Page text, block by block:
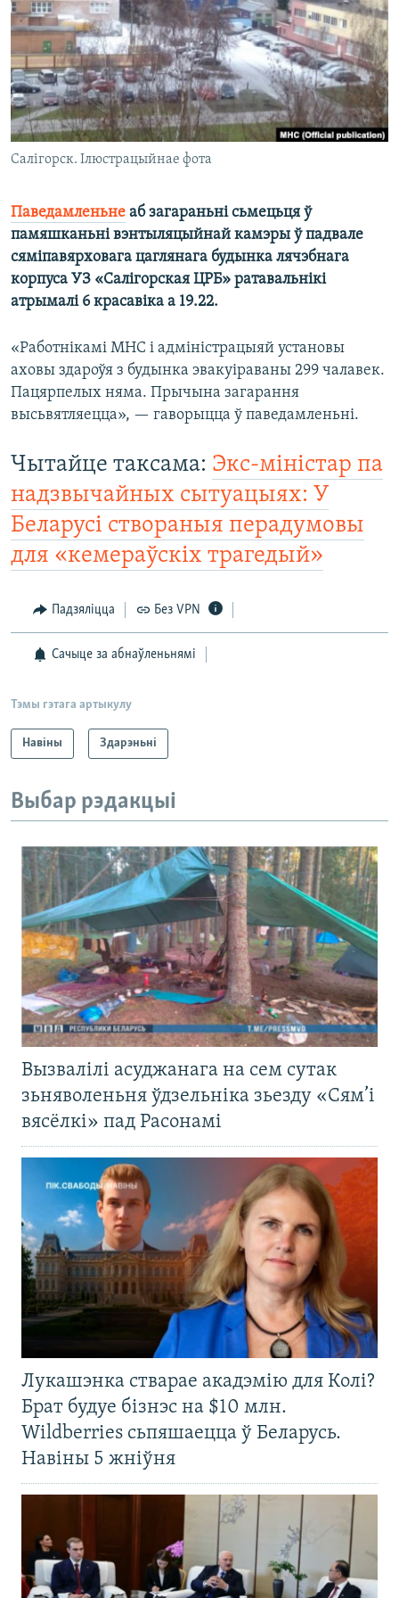
КУЛЬТУРА
КАЛЯНДАР
МОВА
НА ХВАЛЯХ СВАБОДЫ
Салігорск. Ілюстрацыйнае фота
Паведамленьне аб загараньні сьмецьця ў
памяшканьні вэнтыляцыйнай камэры ў падвале
сяміпавярховага цаглянага будынка лячэбнага
корпуса УЗ «Салігорская ЦРБ» ратавальнікі
атрымалі 6 красавіка а 19.22.
«Работнікамі МНС і адміністрацыяй установы
аховы здароўя з будынка эвакуіраваны 299 чалавек.
Пацярпелых няма. Прычына загарання
высьвятляецца», — гаворыцца ў паведамленьні.
Чытайце таксама: Экс-міністар па
надзвычайных сытуацыях: У
Беларусі створаныя перадумовы
для «кемераўскіх трагедый»
Падзяліцца Без VPN
Сачыце за абнаўленьнямі
Тэмы гэтага артыкулу
Навіны Здарэньні
Выбар рэдакцыі
Вызвалілі асуджанага на сем сутак
зьняволеньня ўдзельніка зьезду «Сям’і
вясёлкі» пад Расонамі
Лукашэнка стварае акадэмію для Колі?
Брат будуе бізнэс на $10 млн.
Wildberries сьпяшаецца ў Беларусь.
Навіны 5 жніўня